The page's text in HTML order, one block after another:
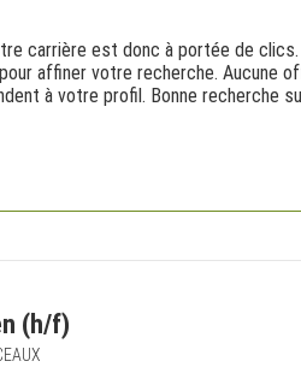
carrière est donc à portée de
affiner votre recherche. Aucune
à votre profil. Bonne recherche
(h/f)